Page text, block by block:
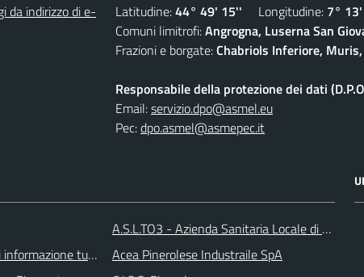
da indirizzo di e-
Latitudine:44° 49' 15'' Longitudine: 7°
Comuni limitrofi:Angrogna, Luserna San
Frazioni e borgate:Chabriols Inferiore,
Responsabile della protezione dei dati
Email:servizio.dpo@asmel.eu
Pec:dpo.asmel@asmepec.it
turstica
A.S.L.TO3 - Azienda Sanitaria Locale di
Acea Pinerolese Industraile SpA